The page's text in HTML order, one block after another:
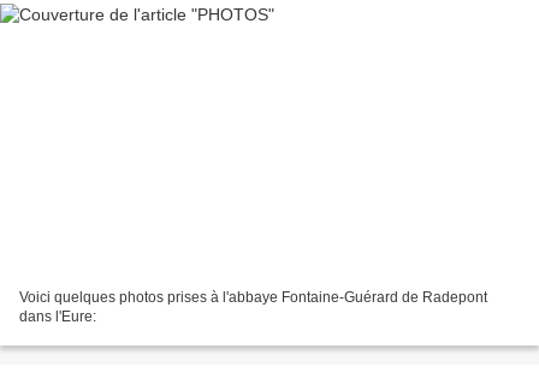
Voici quelques photos prises à l'abbaye Fontaine-Guérard de Radepont
dans l'Eure: